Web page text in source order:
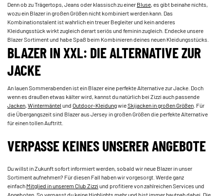
Denn ob zu Trägertops, Jeans oder klassisch zu einerBluse, es gibt beinahe nichts,
wozu ein Blazer in großen Größen nicht kombiniert werden kann. Das
Kombinationstalent ist wahrlich ein treuer Begleiter und kein anderes
Kleidungsstück wirkt zugleich derart seriös und feminin zugleich. Endecke unsere
Blazer Sortiment und habe Spaß beim Kombinieren deines neuen Kleidungsstücks.
BLAZER IN XXL: DIE ALTERNATIVE ZUR
JACKE
An lauen Sommerabenden ist ein Blazer eine perfekte Alternative zur Jacke. Doch
wenn es draußen etwas kälter wird, kannst du natürlich bei Zizzi auch passende ­
Jacken, ­­Wintermäntel­ undOutdoor-Kleidungwie ­Skijacken­ in großen Größen. Für
die Übergangszeit sind Blazer aus Jersey in großen Größen die perfekte Alternative
für einen tollen Auftritt.
VERPASSE KEINES UNSERER ANGEBOTE
Du willst in Zukunft sofort informiert werden, sobald wir neue Blazer in unser
Sortiment aufnehmen? Für diesen Fall haben wir vorgesorgt. Werde ganz
einfachMitglied in unserem ­Club Zizzi­ und profitiere von zahlreichen Services und